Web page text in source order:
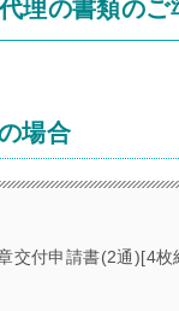
理の書類のご
場合
交付申請書(2通)[4枚